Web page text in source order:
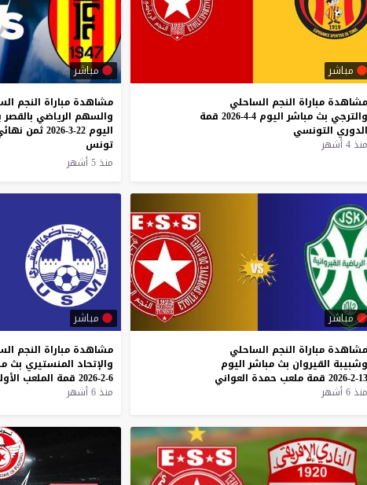
مباشر
مشاهدة مباراة النجم الساحلي
والترجي بث مباشر اليوم 4-4-2026
قمة
الدوري التونسي
منذ 4 أشهر
مباشر
مشاهدة مباراة النجم
والسهم الرياضي بالقصر
اليوم 22-3-2026 ثمن نهائي كأس
تونس
منذ 5 أشهر
مباشر
مشاهدة مباراة النجم الساحلي
وشبيبة القيروان بث مباشر اليوم
13-2-2026
قمة ملعب حمدة العواني
منذ 6 أشهر
مباشر
مشاهدة مباراة النجم
والإتحاد المنستيري بث
6-2-2026
قمة الملعب
منذ 6 أشهر